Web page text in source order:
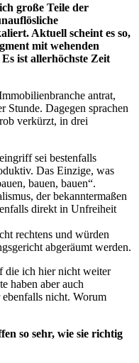
große Teile der
Aktuell scheint es so,
mit wehenden
ist allerhöchste Zeit
antrat,
Stunde. Dagegen sprachen
verkürzt, in drei
sei bestenfalls
Das Einzige, was
bauen, bauen“.
der bekanntermaßen
direkt in Unfreiheit
rechtens und würden
abgeräumt werden.
die ich hier nicht weiter
haben aber auch
nicht. Worum
so sehr, wie sie richtig